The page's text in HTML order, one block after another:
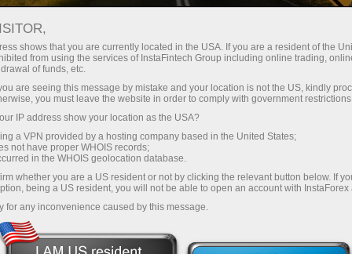
USDX
99.73 (%) 10 Aug 2026 03:25
Купить
99.73
99.67
Мнение трейдеров
shows that you are currently located in the USA. If you are a resident of the
from using the services of InstaFintech Group including online trading,
of funds, etc.
are seeing this message by mistake and your location is not the US, kindly
you must leave the website in order to comply with government
IP address show your location as the USA?
a VPN provided by a hosting company based in the United States;
not have proper WHOIS records;
in the WHOIS geolocation database.
whether you are a US resident or not by clicking the relevant button below. If
being a US resident, you will not be able to open an account with InstaForex
for any inconvenience caused by this message.